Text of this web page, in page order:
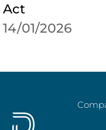
Act
14/01/2026